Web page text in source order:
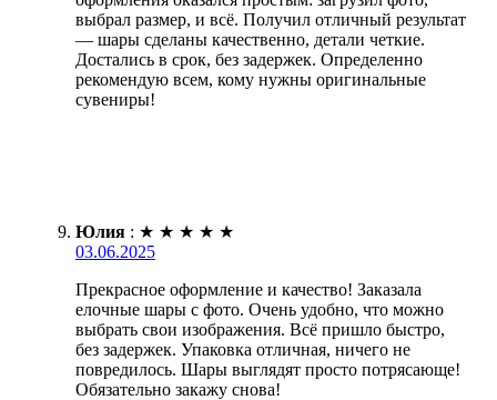
выбрал размер, и всё. Получил отличный результат
— шары сделаны качественно, детали четкие.
Достались в срок, без задержек. Определенно
рекомендую всем, кому нужны оригинальные
сувениры!
Юлия : ★ ★ ★ ★ ★
03.06.2025
Прекрасное оформление и качество! Заказала
елочные шары с фото. Очень удобно, что можно
выбрать свои изображения. Всё пришло быстро,
без задержек. Упаковка отличная, ничего не
повредилось. Шары выглядят просто потрясающе!
Обязательно закажу снова!